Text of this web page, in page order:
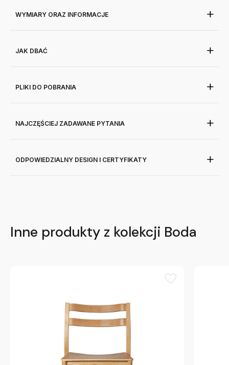
WYMIARY ORAZ INFORMACJE
JAK DBAĆ
PLIKI DO POBRANIA
NAJCZĘŚCIEJ ZADAWANE PYTANIA
ODPOWIEDZIALNY DESIGN I CERTYFIKATY
Inne produkty z kolekcji Boda